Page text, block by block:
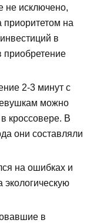
не исключено,
на
в
приобретение
2-3 минут с
можно
кроссовере. В
они составляли
на ошибках и
экологическую
в